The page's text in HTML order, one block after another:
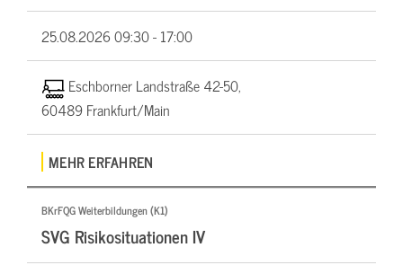
25.08.202609:30 - 17:00
Eschborner Landstraße 42-50,
60489 Frankfurt/Main
MEHR ERFAHREN
BKrFQG Weiterbildungen (K1)
SVG Risikosituationen IV